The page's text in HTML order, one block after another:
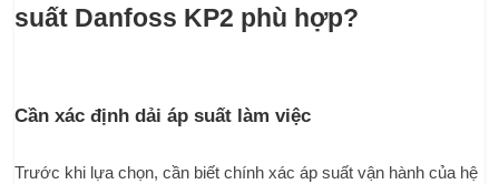
suất Danfoss KP2 phù hợp?
Cần xác định dải áp suất làm việc
Trước khi lựa chọn, cần biết chính xác áp suất vận hành của hệ